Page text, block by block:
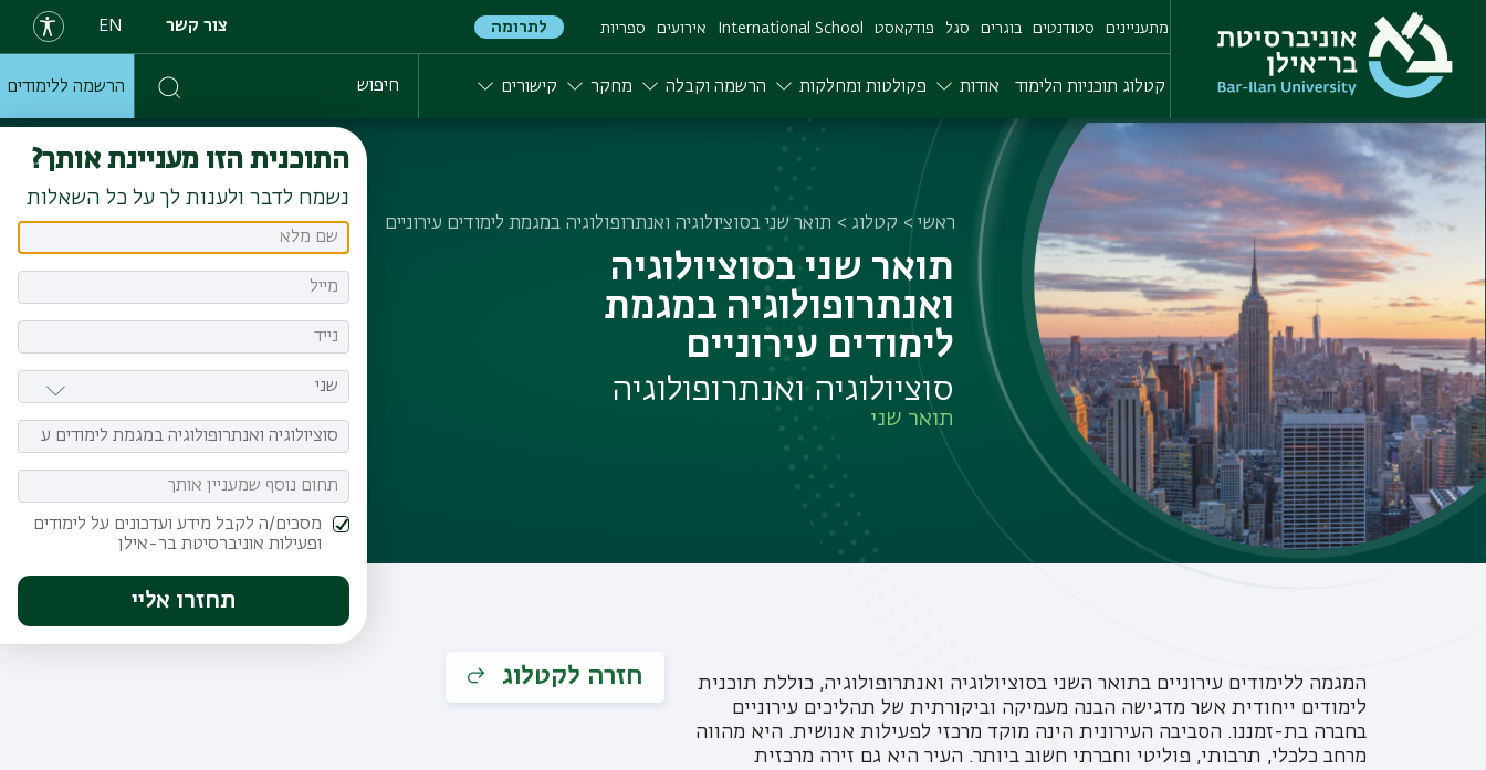
main
content
מתעניינים סטודנטים בוגרים סגל פודקאסט International School אירועים ספריות לתרומה צור קשר EN
קטלוג תוכניות הלימוד אודות פקולטות ומחלקות הרשמה וקבלה מחקר קישורים חיפוש הרשמה ללימודים
ראשי קטלוג תואר שני בסוציולוגיה ואנתרופולוגיה במגמת לימודים עירוניים
תואר שני בסוציולוגיה
ואנתרופולוגיה במגמת
לימודים עירוניים
סוציולוגיה ואנתרופולוגיה
תואר שני
המגמה ללימודים עירוניים בתואר השני בסוציולוגיה ואנתרופולוגיה, כוללת תוכנית
לימודים ייחודית אשר מדגישה הבנה מעמיקה וביקורתית של תהליכים עירוניים
בחברה בת-זמננו. הסביבה העירונית הינה מוקד מרכזי לפעילות אנושית. היא מהווה
מרחב כלכלי, תרבותי, פוליטי וחברתי חשוב ביותר. העיר היא גם זירה מרכזית
חזרה לקטלוג
התוכנית הזו מעניינת אותך?
נשמח לדבר ולענות לך על כל השאלות
מסכים/ה לקבל מידע ועדכונים על לימודים
ופעילות אוניברסיטת בר-אילן